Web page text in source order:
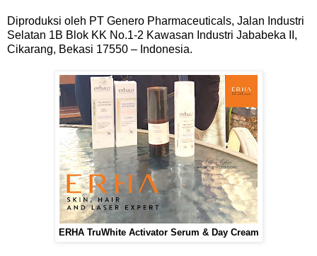
Diproduksi oleh PT Genero Pharmaceuticals, Jalan Industri
Selatan 1B Blok KK No.1-2 Kawasan Industri Jababeka II,
Cikarang, Bekasi 17550 – Indonesia.
ERHA TruWhite Activator Serum & Day Cream